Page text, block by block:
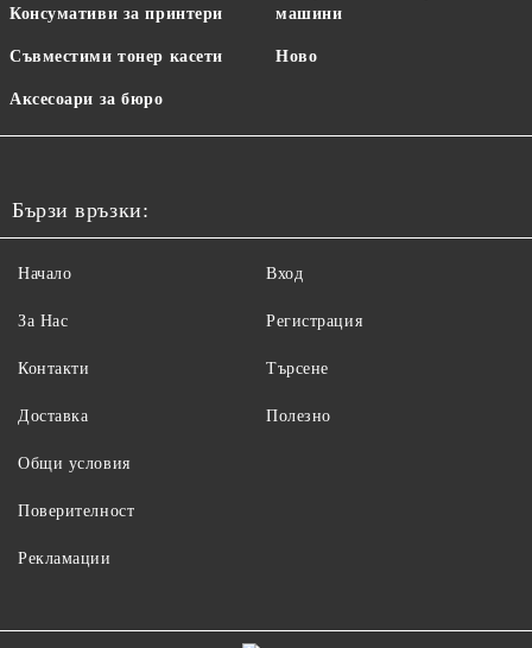
Консумативи за принтери
Съвместими тонер касети
Аксесоари за бюро
машини
Ново
Бързи връзки:
Начало
За Нас
Контакти
Доставка
Вход
Регистрация
Търсене
Полезно
Общи условия
Поверителност
Рекламации